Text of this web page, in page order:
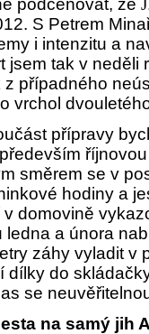
podceňovat, že J
S Petrem
i intenzitu a
jsem tak v
případného
vrchol
přípravy
směrem se v
hodiny a
domovině
ledna a února
záhy vyladit v
dílky do
se
na samý jih